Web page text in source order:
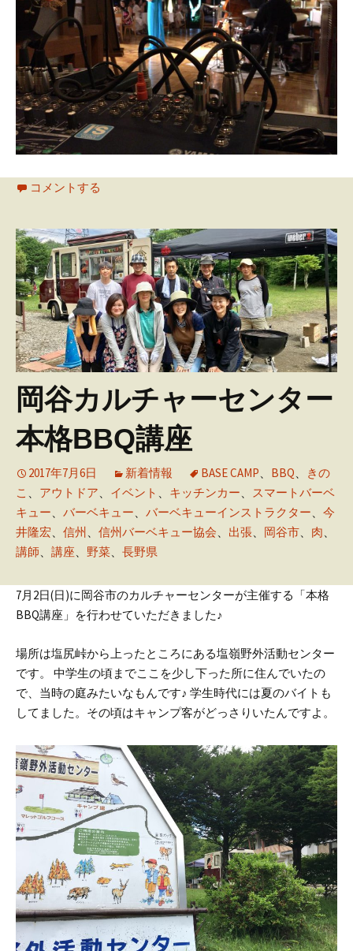
コメントする
岡谷カルチャーセンター
本格BBQ講座
2017年7月6日 新着情報 BASE CAMP、 BBQ、
きの
こ 、 アウトドア、 イベント 、 キッチンカー、 スマートバーベ
キュー、 バーベキュー、 バーベキューインストラクター、 今
井隆宏、 信州、 信州バーベキュー協会、 出張、 岡谷市、 肉、
講師、 講座、 野菜、 長野県
7月2日(日)に岡谷市のカルチャーセンターが主催する「本格
BBQ講座」を行わせていただきました♪
場所は塩尻峠から上ったところにある塩嶺野外活動センター
です。
中学生の頃までここを少し下った所に住んでいたの
で、当時の庭みたいなもんです♪ 学生時代には夏のバイトも
してました。その頃はキャンプ客がどっさりいたんですよ。